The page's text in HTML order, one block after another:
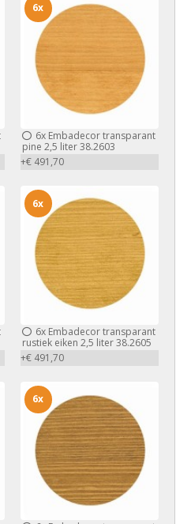
6xEmbadecor transparant
pine 2,5 liter 38.2603
+€ 491,70
6x
6xEmbadecor transparant
rustiek eiken 2,5 liter 38.2605
+€ 491,70
6x
6x